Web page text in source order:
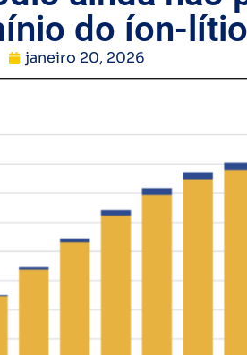
do íon-lítio
janeiro 20, 2026